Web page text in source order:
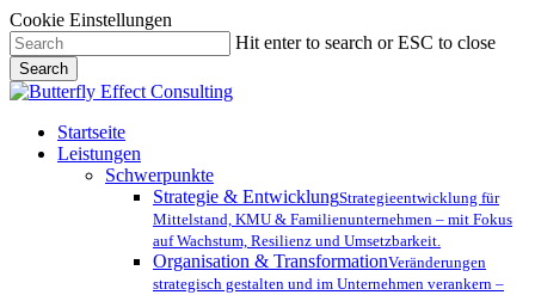
Cookie Einstellungen
Skip
to
main
content
Hit enter to search or ESC to close
Search
Close
Menu
Startseite
Leistungen
Schwerpunkte
Strategie & EntwicklungStrategieentwicklung für
Mittelstand, KMU & Familienunternehmen – mit Fokus
auf Wachstum, Resilienz und Umsetzbarkeit.
Organisation & TransformationVeränderungen
strategisch gestalten und im Unternehmen verankern –